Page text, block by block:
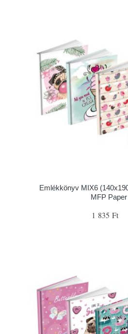
Emlékkönyv MIX6
MFP Paper
1 835 Ft